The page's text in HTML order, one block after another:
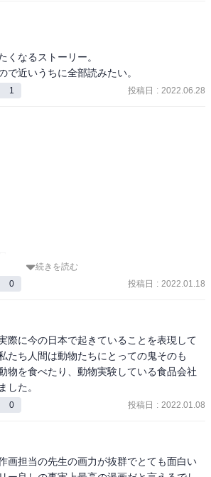
くなるストーリー。
で近いうちに全部読みたい。
1 投稿日 : 2022.06.28
、
内容
わる
続きを読む
0 投稿日 : 2022.01.18
際に今の日本で起きていることを表現して
たち人間は動物たちにとっての鬼そのも
物を食べたり、動物実験している食品会社
した。
0 投稿日 : 2022.01.08
画担当の先生の画力が抜群でとても面白い